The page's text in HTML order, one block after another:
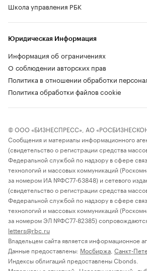
Школа управления РБК
Юридическая Информация
Информация об ограничениях
О соблюдении авторских прав
Политика в отношении обработки
Политика обработки файлов cookie
© ООО «БИЗНЕСПРЕСС», АО
Сообщения и материалы информационного
(свидетельство о регистрации средства
Федеральной службой по надзору в сфере
технологий и массовых коммуникаций
за номером ИА №ФС77-63848) и сетевого
(свидетельство о регистрации средства
Федеральной службой по надзору в сфере
технологий и массовых коммуникаций
за номером ЭЛ №ФС77-82385) сопровождаются
letters@rbc.ru
Владельцем сайта является информационное
Данные предоставлены: Мосбиржа Санкт-
Индексы облигаций предоставлены Cbonds.